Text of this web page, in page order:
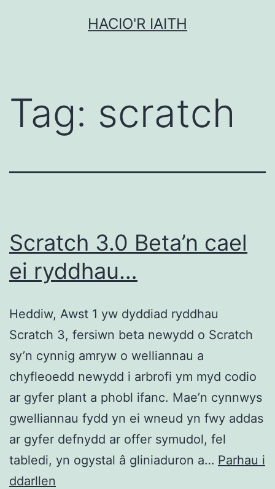
HACIO'R IAITH
Tag: scratch
Scratch 3.0 Beta’n cael
ei ryddhau…
Heddiw, Awst 1 yw dyddiad ryddhau
Scratch 3, fersiwn beta newydd o Scratch
sy’n cynnig amryw o welliannau a
chyfleoedd newydd i arbrofi ym myd codio
ar gyfer plant a phobl ifanc. Mae’n cynnwys
gwelliannau fydd yn ei wneud yn fwy addas
ar gyfer defnydd ar offer symudol, fel
tabledi, yn ogystal â gliniaduron a… Parhau i
ddarllen